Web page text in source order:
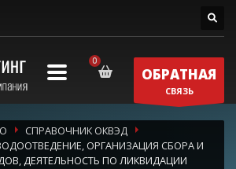
ОБРАТНАЯ
СВЯЗЬ
СПРАВОЧНИК ОКВЭД
ОРГАНИЗАЦИЯ СБОРА И
ДЕЯТЕЛЬНОСТЬ ПО ЛИКВИДАЦИИ